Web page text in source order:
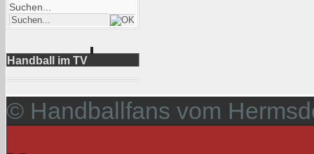
Suchen...
Handball im TV
© Handballfans vom